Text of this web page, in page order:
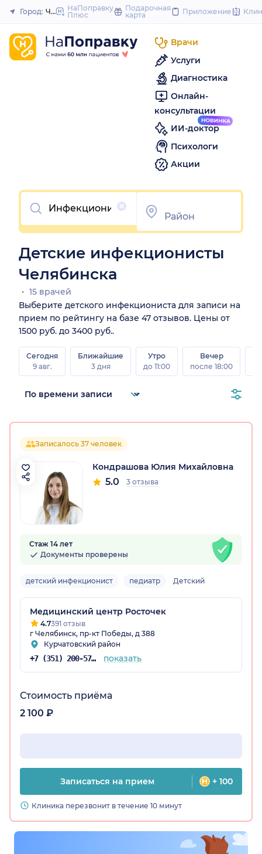
to
Закрыть
Город: ЧелябинскНаПоправку
Плюс
Подарочная
карта
Приложение
Врачи
Услуги
Диагностика
Онлайн-
консультации
ИИ-доктор
Психологи
Акции
Очистить
Детские инфекционисты
Челябинска
15 врачей
Выберите детского инфекциониста для записи на
прием по рейтингу на базе 47 отзывов. Цены от
1500 руб. до 3400 руб..
Сегодня
9 авг.
Ближайшие
3 дня
Утро
до 11:00
Вечер
после 18:00
Записалось 37 человек
Кондрашова Юлия Михайловна
5.0 3 отзыва
Стаж 14 лет
Документы проверены
детский инфекционист педиатр Детский
Медицинский центр Росточек
4.7391 отзыв
г Челябинск, пр-кт Победы, д 388
Курчатовский район
+7 (351) 200-57-76 показать
Стоимость приёма
2 100 ₽
Записаться на прием + 100
Клиника перезвонит в течение 10 минут